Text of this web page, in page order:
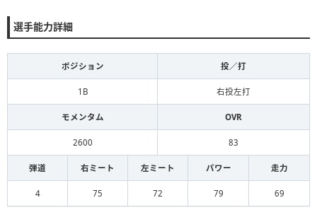
選手能力詳細
ポジション 投／打
1B 右投左打
モメンタム OVR
2600 83
弾道 右ミート 左ミート パワー 走力
4 75 72 79 69